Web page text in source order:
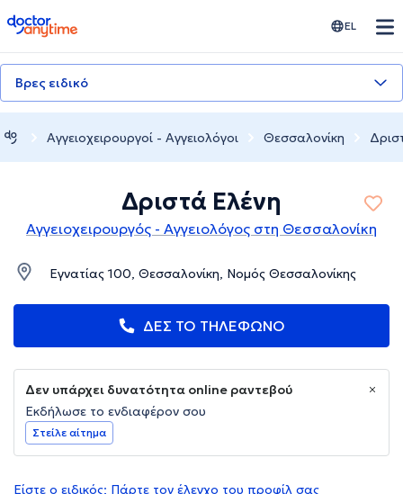
doctoranytime EL
Βρες ειδικό
Αγγειοχειρουργοί - Αγγειολόγοι Θεσσαλονίκη
Δριστά Ελένη
Αγγειοχειρουργός - Αγγειολόγος στη Θεσσαλονίκη
Εγνατίας 100, Θεσσαλονίκη, Νομός Θεσσαλονίκης
ΔΕΣ ΤΟ ΤΗΛΕΦΩΝΟ
Δεν υπάρχει δυνατότητα online ραντεβού
Εκδήλωσε το ενδιαφέρον σου
Στείλε αίτημα
Είστε ο ειδικός; Πάρτε τον έλεγχο του προφίλ σας